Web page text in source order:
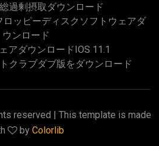
過剰摂取ダウンロード
ッピーディスクソフトウェアダ
ウンロード
アダウンロードiOS 11.1
クラブダブ版をダウンロード
reserved | This template is made
by Colorlib